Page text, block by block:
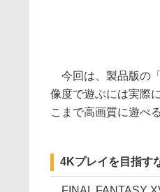
今回は、製品版の
像度で遊ぶには実際
こまで高画質に遊べ
4Kプレイを目指す